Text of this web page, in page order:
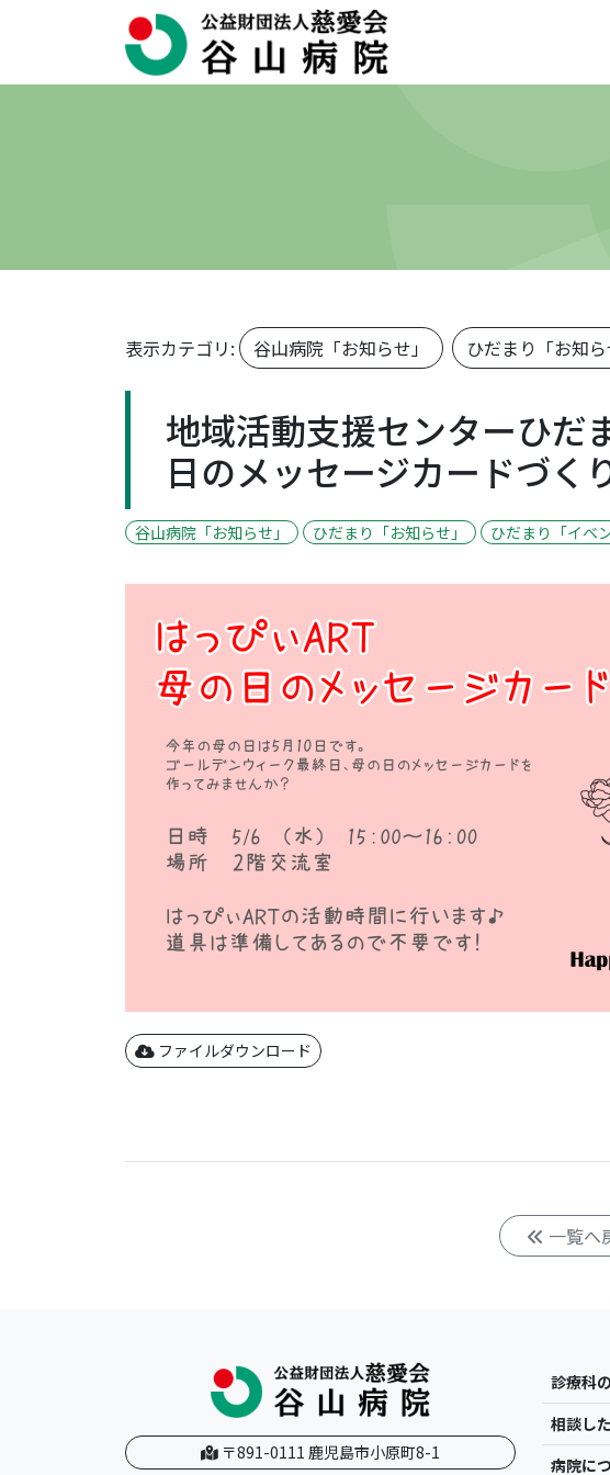
表示カテゴリ: 谷山病院「お知らせ」 ひだまり「お知ら
地域活動支援センターひ
日のメッセージカードづく
谷山病院「お知らせ」 ひだまり「お知らせ」 ひだまり「イベン
ファイルダウンロード
一覧へ
〒891-0111 鹿児島市小原町8-1
診療科
相談し
病院に